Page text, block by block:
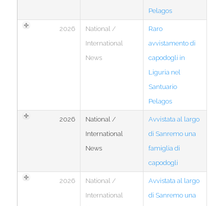
Pelagos
2026
National /
International
News
Raro
avvistamento di
capodogli in
Liguria nel
Santuario
Pelagos
2026
National /
International
News
Avvistata al largo
di Sanremo una
famiglia di
capodogli
2026
National /
International
Avvistata al largo
di Sanremo una